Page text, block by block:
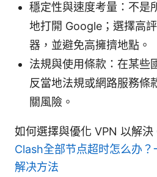
穩定性與速度考量：不是
地打開 Google；選擇高
器，並避免高擁擠地點。
法規與使用條款：在某些
反當地法規或網路服務條
關風險。
如何選擇與優化 VPN 以解決
Clash全部节点超时怎么办
解决方法